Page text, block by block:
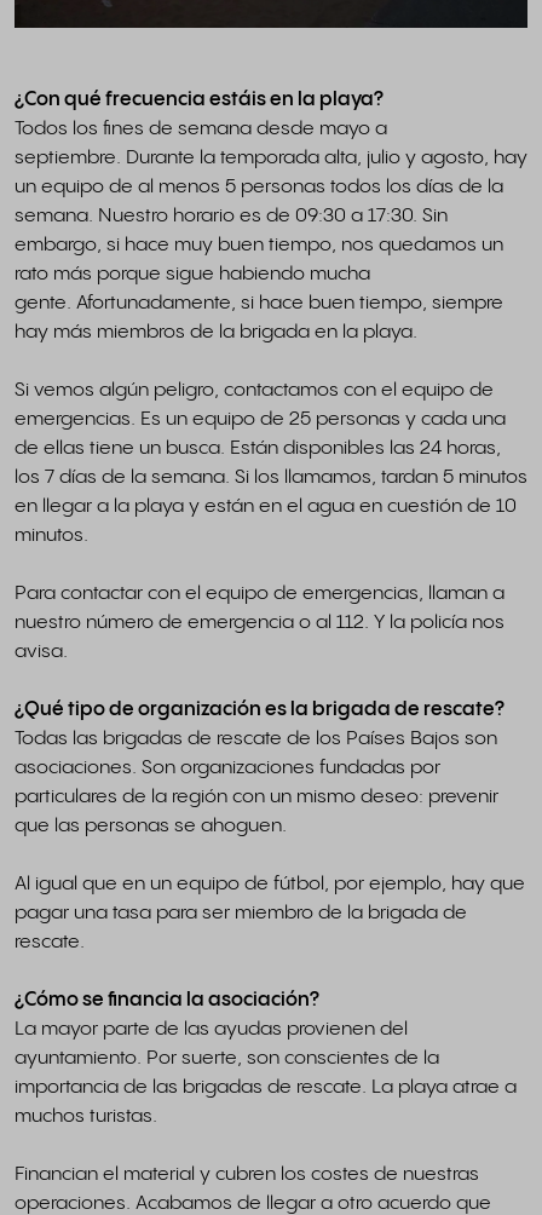
¿Con qué frecuencia estáis en la playa?
Todos los fines de semana desde mayo a
septiembre. Durante la temporada alta, julio y agosto, hay
un equipo de al menos 5 personas todos los días de la
semana. Nuestro horario es de 09:30 a 17:30. Sin
embargo, si hace muy buen tiempo, nos quedamos un
rato más porque sigue habiendo mucha
gente. Afortunadamente, si hace buen tiempo, siempre
hay más miembros de la brigada en la playa.
Si vemos algún peligro, contactamos con el equipo de
emergencias. Es un equipo de 25 personas y cada una
de ellas tiene un busca. Están disponibles las 24 horas,
los 7 días de la semana. Si los llamamos, tardan 5 minutos
en llegar a la playa y están en el agua en cuestión de 10
minutos.
Para contactar con el equipo de emergencias, llaman a
nuestro número de emergencia o al 112. Y la policía nos
avisa.
¿Qué tipo de organización es la brigada de rescate?
Todas las brigadas de rescate de los Países Bajos son
asociaciones. Son organizaciones fundadas por
particulares de la región con un mismo deseo: prevenir
que las personas se ahoguen.
Al igual que en un equipo de fútbol, por ejemplo, hay que
pagar una tasa para ser miembro de la brigada de
rescate.
¿Cómo se financia la asociación?
La mayor parte de las ayudas provienen del
ayuntamiento. Por suerte, son conscientes de la
importancia de las brigadas de rescate. La playa atrae a
muchos turistas.
Financian el material y cubren los costes de nuestras
operaciones. Acabamos de llegar a otro acuerdo que